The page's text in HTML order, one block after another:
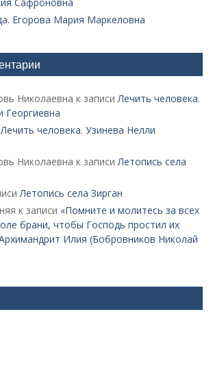
Его­рова Мария Маркеловна
Николаевна к записиЛечить человека.
Георгиевна
Лечить человека. Узинева Нелли
Николаевна к записиЛетопись села
Летопись села Зирган
к записи «Помните и молитесь за всех
брани, чтобы Господь простил их
Илия (Бобровников Николай